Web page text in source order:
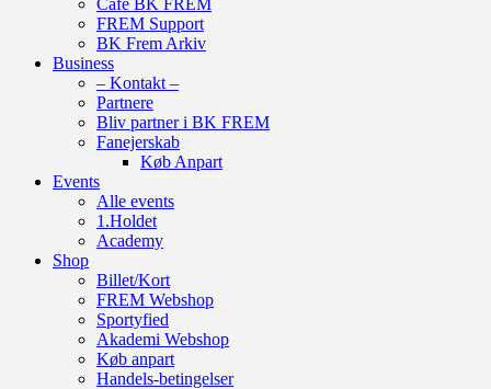
FREM Support
BK Frem Arkiv
Business
– Kontakt –
Partnere
Bliv partner i BK FREM
Fanejerskab
Køb Anpart
Events
Alle events
1.Holdet
Academy
Shop
Billet/Kort
FREM Webshop
Sportyfied
Akademi Webshop
Køb anpart
Handels-betingelser